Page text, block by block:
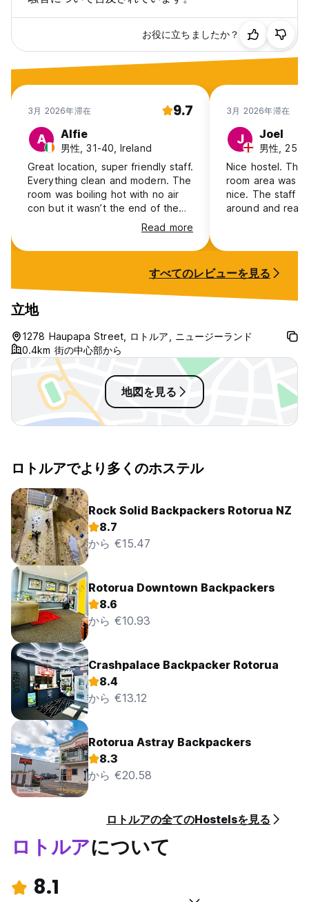
お役に立ちましたか？
3月 2026年滞在 9.7
A Alfie
男性, 31-40, Ireland
Great location, super friendly staff.
Everything clean and modern. The
room was boiling hot with no air
con but it wasn’t the end of the
Read more
3月 2026年滞在
J Joel
男性, 25-
Nice hostel. The
room area was
nice. The staff
around and
around my bed
downside.
recommend.
すべてのレビューを見る
立地
1278 Haupapa Street, ロトルア, ニュージーランド
0.4km 街の中心部から
地図を見る
ロトルアでより多くのホステル
Rock Solid Backpackers Rotorua NZ
8.7
から €15.47
Rotorua Downtown Backpackers
8.6
から €10.93
Crashpalace Backpacker Rotorua
8.4
から €13.12
Rotorua Astray Backpackers
8.3
から €20.58
ロトルアの全てのHostelsを見る
ロトルアについて
8.1